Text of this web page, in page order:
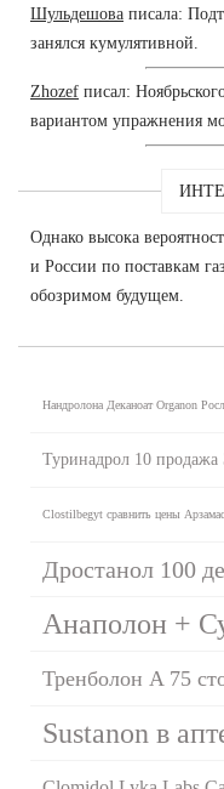
Шульдешова писала:
занялся кумулятивной.
Zhozef писал:
вариантом упражнения
Однако высока
и России по поставкам
обозримом будущем.
Нандролона Деканоат Organon
Туринадрол 10 продажа
Clostilbegyt сравнить цены Арзамас
Дростанол 100
Анаполон +
Тренболон A 75
Sustanon в